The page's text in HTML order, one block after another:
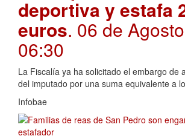
deportiva y estafa
euros. 06 de
06:30
La Fiscalía ya ha solicitado el embargo de
del imputado por una suma equivalente a
Infobae